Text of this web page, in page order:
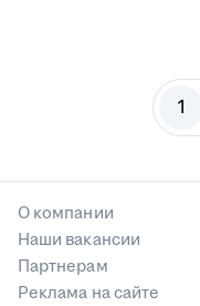
1
О компании
Наши вакансии
Партнерам
Реклама на сайте